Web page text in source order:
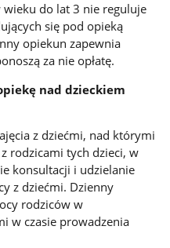
wieku do lat 3 nie reguluje
się pod opieką
opiekun zapewnia
za nie opłatę.
nad dzieckiem
z dziećmi, nad którymi
rodzicami tych dzieci, w
konsultacji i udzielanie
z dziećmi. Dzienny
rodziców w
w czasie prowadzenia